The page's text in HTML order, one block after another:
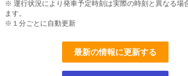
※ 運行状況により発車予定時刻は実際の時刻と異なる場
ます。
※１分ごとに自動更新
最新の情報に更新する